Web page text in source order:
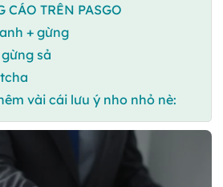
CÁO TRÊN PASGO
+ gừng
sả
vài cái lưu ý nho nhỏ nè: